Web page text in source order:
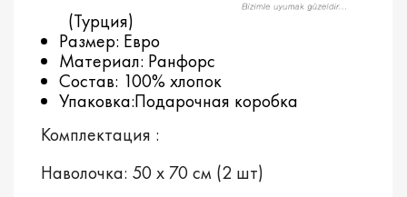
(Турция)
Размер: Евро
Материал: Ранфорс
Состав: 100% хлопок
Упаковка:Подарочная коробка
Комплектация :
Наволочка: 50 х 70 см (2 шт)